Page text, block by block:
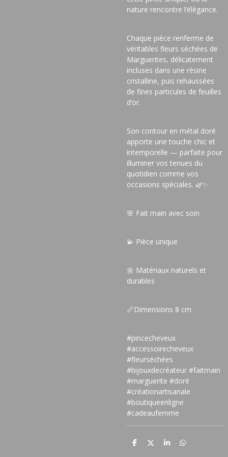
nature rencontre l’élégance.
Chaque pièce renferme de
véritables fleurs séchées de
Marguerites, délicatement
incluses dans une résine
cristalline, puis rehaussées
de fines particules de feuilles
d’or.
Son contour en métal doré
apporte une touche chic et
intemporelle — parfaite pour
illuminer vos tenues du
quotidien comme vos
occasions spéciales. 🌿✨
🌸 Fait main avec soin
💫 Pièce unique
🌼 Matériaux naturels et
durables
📏Dimensions 8 cm
#pincecheveux
#accessoirecheveux
#fleurséchées
#bijouxdecréateur #faitmain
#marguerite #doré
#créationartisanale
#boutiqueenligne
#cadeaufemme
P
P
P
P